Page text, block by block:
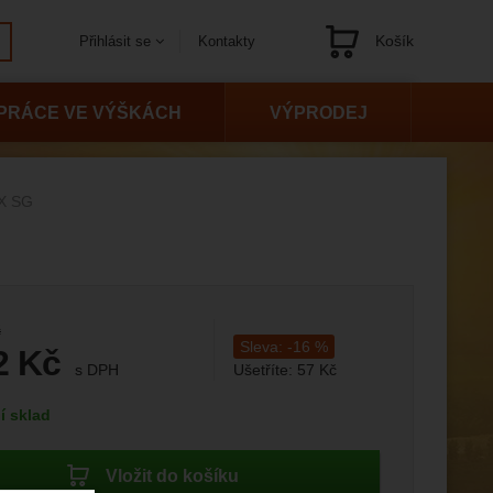
Sleva: -16 %
Ušetříte: 57 Kč
cena:
Kč s DPH
sklad
Vložit do košíku
PRÁCE VE VÝŠKÁCH VÝPRODEJ
Kontakty
Přihlásit se Košík